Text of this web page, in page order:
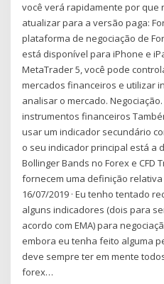
você verá rapidamente por que
atualizar para a versão paga:
plataforma de negociação de
está disponível para iPhone e
MetaTrader 5, você pode
mercados financeiros e utilizar
analisar o mercado.
instrumentos financeiros
usar um indicador secundário
o seu indicador principal está a
Bollinger Bands no Forex e CFD
fornecem uma definição
16/07/2019 · Eu tenho tentado
alguns indicadores (dois para
acordo com EMA) para
embora eu tenha feito alguma
deve sempre ter em mente
forex…